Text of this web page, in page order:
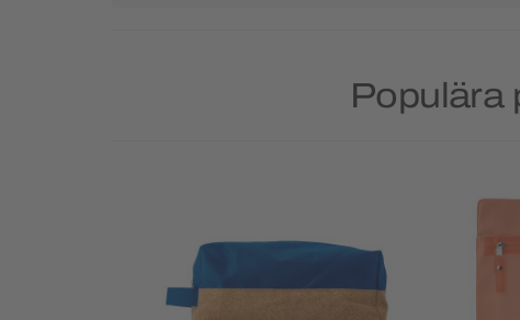
Populära